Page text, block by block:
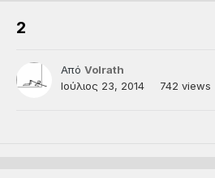
2
Από Volrath
Ιούλιος 23, 2014
742 views